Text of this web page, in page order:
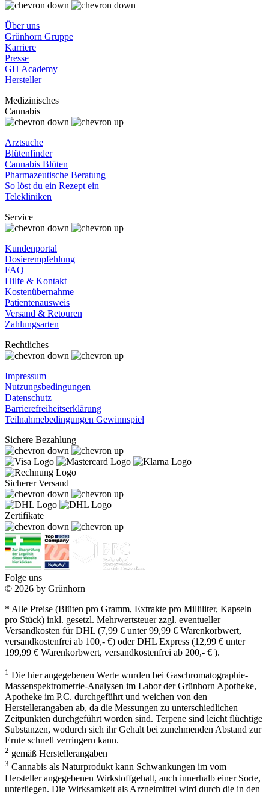
Über uns
Grünhorn Gruppe
Karriere
Presse
GH Academy
Hersteller
Medizinisches
Cannabis
Arztsuche
Blütenfinder
Cannabis Blüten
Pharmazeutische Beratung
So löst du ein Rezept ein
Telekliniken
Service
Kundenportal
Dosierempfehlung
FAQ
Hilfe & Kontakt
Kostenübernahme
Patientenausweis
Versand & Retouren
Zahlungsarten
Rechtliches
Impressum
Nutzungsbedingungen
Datenschutz
Barrierefreiheitserklärung
Teilnahmebedingungen Gewinnspiel
Sichere Bezahlung
Sicherer Versand
Zertifikate
Folge uns
© 2026 by Grünhorn
* Alle Preise (Blüten pro Gramm, Extrakte pro Milliliter, Kapseln
pro Stück) inkl. gesetzl. Mehrwertsteuer zzgl. eventueller
Versandkosten für DHL (7,99 € unter 99,99 € Warenkorbwert,
versandkostenfrei ab 100,- €) oder DHL Express (12,99 € unter
199,99 € Warenkorbwert, versandkostenfrei ab 200,- € ).
1 Die hier angegebenen Werte wurden bei Gaschromatographie-
Massenspektrometrie-Analysen im Labor der Grünhorn Apotheke,
Apotheke im P.C. durchgeführt und weichen von den
Herstellerangaben ab, da die Messungen zu unterschiedlichen
Zeitpunkten durchgeführt worden sind. Terpene sind leicht flüchtige
Substanzen, wodurch sich ihr Gehalt bei zunehmenden Abstand zur
Ernte schnell verringern kann.
2 gemäß Herstellerangaben
3 Cannabis als Naturprodukt kann Schwankungen im vom
Hersteller angegebenen Wirkstoffgehalt, auch innerhalb einer Sorte,
unterliegen. Die Wirksamkeit als Arzneimittel wird durch die in den